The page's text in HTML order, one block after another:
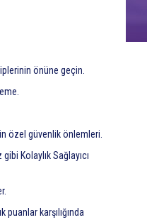
önüne geçin.
özel güvenlik önlemleri.
Kolaylık Sağlayıcı
karşılığında